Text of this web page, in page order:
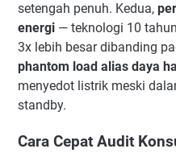
setengah penuh. Kedua,
energi — teknologi 10
3x lebih besar dibanding
phantom load alias daya
menyedot listrik meski
standby.
Cara Cepat Audit